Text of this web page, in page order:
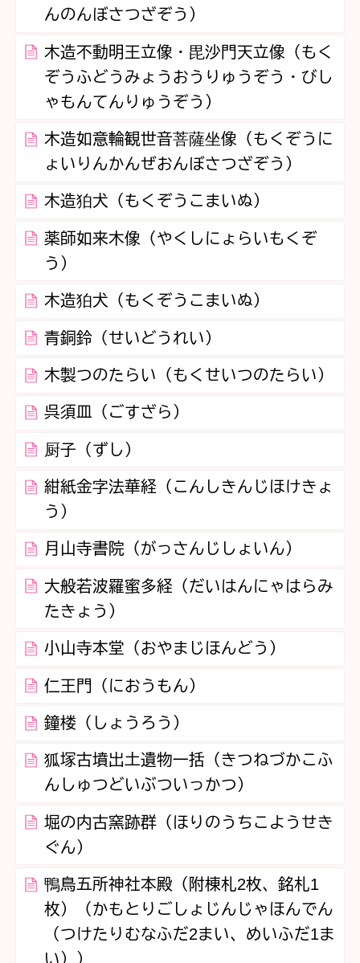
んのんぼさつざぞう）
木造不動明王立像・毘沙門天立像（もく
ぞうふどうみょうおうりゅうぞう・びし
ゃもんてんりゅうぞう）
木造如意輪観世音菩薩坐像（もくぞうに
ょいりんかんぜおんぼさつざぞう）
木造狛犬（もくぞうこまいぬ）
薬師如来木像（やくしにょらいもくぞ
う）
木造狛犬（もくぞうこまいぬ）
青銅鈴（せいどうれい）
木製つのたらい（もくせいつのたらい）
呉須皿（ごすざら）
厨子（ずし）
紺紙金字法華経（こんしきんじほけきょ
う）
月山寺書院（がっさんじしょいん）
大般若波羅蜜多経（だいはんにゃはらみ
たきょう）
小山寺本堂（おやまじほんどう）
仁王門（におうもん）
鐘楼（しょうろう）
狐塚古墳出土遺物一括（きつねづかこふ
んしゅつどいぶついっかつ）
堀の内古窯跡群（ほりのうちこようせき
ぐん）
鴨鳥五所神社本殿（附棟札2枚、銘札1
枚）（かもとりごしょじんじゃほんでん
（つけたりむなふだ2まい、めいふだ1ま
い））